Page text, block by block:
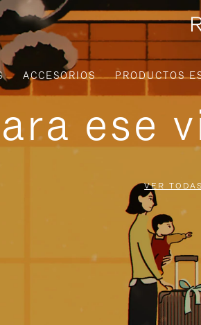
ACCESORIOS PRODUCTOS
ese
VER